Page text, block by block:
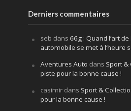
Derniers commentaires
seb dans 66g : Quand l’art
automobile se met à l’heure
Aventures Auto dans Sport &
piste pour la bonne cause !
casimirdans Sport &
pour la bonne cause !